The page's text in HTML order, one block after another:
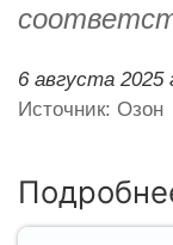
6 августа 2025
Источник: Озон